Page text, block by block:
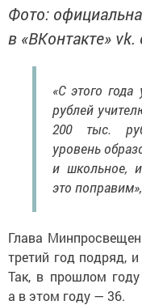
Фото:
в «ВКонтакте»
«С этого
рублей
200 тыс.
уровень
и школьное,
это
Глава
третий год подряд,
Так, в прошлом
а в этом году — 36.